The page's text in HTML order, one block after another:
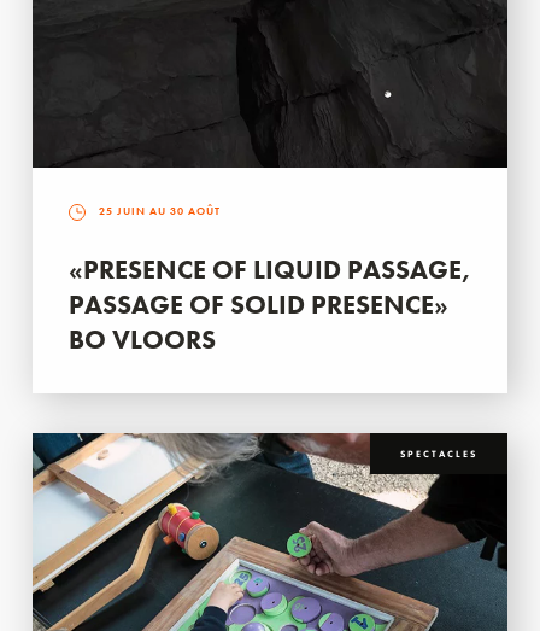
25 JUIN AU 30 AOÛT
«PRESENCE OF LIQUID PASSAGE,
PASSAGE OF SOLID PRESENCE»
BO VLOORS
SPECTACLES